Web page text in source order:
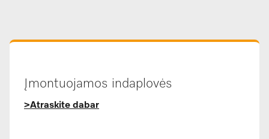
Įmontuojamos indaplovės
>Atraskite dabar